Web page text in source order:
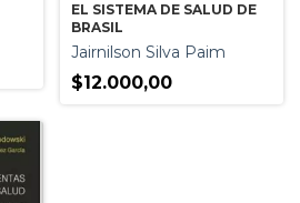
EL SISTEMA DE SALUD DE
BRASIL
Jairnilson Silva Paim
$12.000,00